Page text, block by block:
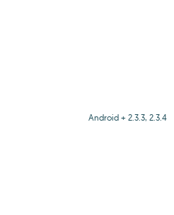
Android + 2.3.3, 2.3.4